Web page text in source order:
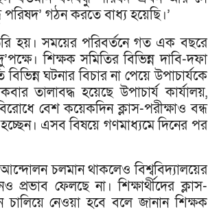
গঠন করতে বাধ্য হয়েছি।’
হয়। সময়ের পরিবর্তনে গত এক বছরে
শিক্ষক সমিতির বিভিন্ন দাবি-দফা
ঘটনার বিচার না পেয়ে উপাচার্যকে
তালাবদ্ধ হয়েছে উপাচার্য কার্যালয়,
বেশ কয়েকদিন ক্লাস-পরীক্ষাও বন্ধ
হচ্ছেন। এসব বিষয়ে গণমাধ্যমে দিনের পর
চলমান থাকলেও বিশ্ববিদ্যালয়ের
ফেলছে না। শিক্ষার্থীদের ক্লাস-
চালিয়ে নেওয়া হবে বলে জানান শিক্ষক